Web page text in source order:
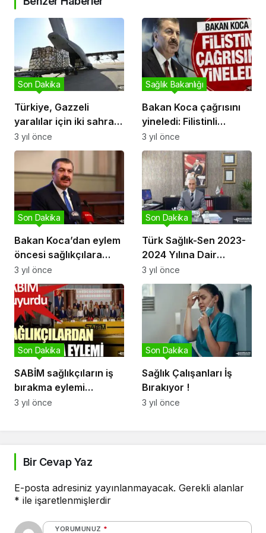
Türkiye, Gazzeli
yaralılar için iki sahra
hastanesi kuracak
Son Dakika
3 yıl önce
Bakan Koca çağrısını
yineledi: Filistinli
kardeşlerimiz için
hazırız!
Sağlık Bakanlığı
3 yıl önce
Bakan Koca’dan eylem
öncesi sağlıkçılara
mektup
Son Dakika
3 yıl önce
Türk Sağlık-Sen 2023-
2024 Yılına Dair
Taleplerini Açıkladı
Son Dakika
3 yıl önce
SABİM sağlıkçıların iş
bırakma eylemi
yapacağını duyurdu
Son Dakika
3 yıl önce
Sağlık Çalışanları İş
Bırakıyor !
Son Dakika
3 yıl önce
Bir Cevap Yaz
E-posta adresiniz yayınlanmayacak. Gerekli alanlar
* ile işaretlenmişlerdir
YORUMUNUZ *